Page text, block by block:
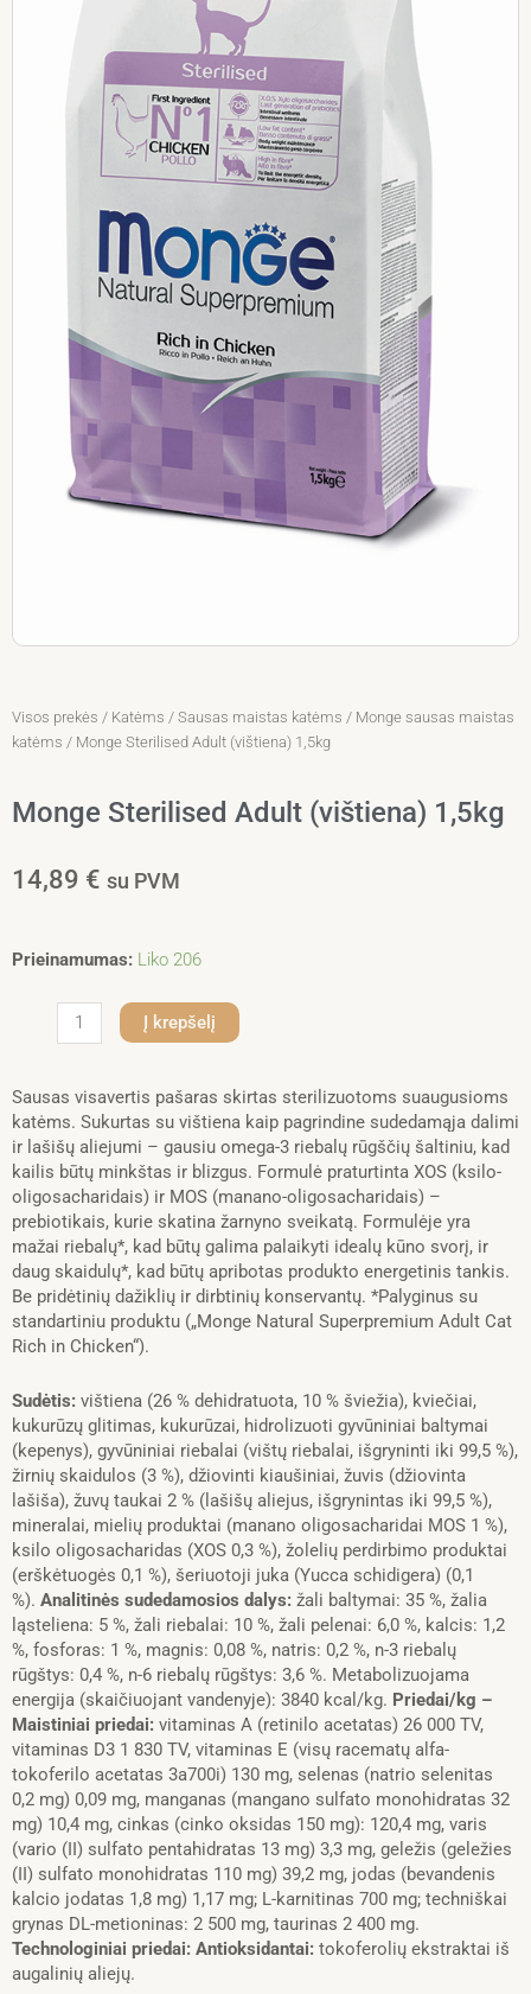
Visos prekės / Katėms / Sausas maistas katėms / Monge sausas maistas
katėms / Monge Sterilised Adult (vištiena) 1,5kg
Monge Sterilised Adult (vištiena) 1,5kg
14,89 € su PVM
Prieinamumas: Liko 206
produkto
Monge
Sterilised
1,5kg
Į krepšelį
Sausas visavertis pašaras skirtas sterilizuotoms suaugusioms
katėms. Sukurtas su vištiena kaip pagrindine sudedamąja dalimi
ir lašišų aliejumi – gausiu omega-3 riebalų rūgščių šaltiniu, kad
kailis būtų minkštas ir blizgus. Formulė praturtinta XOS (ksilo-
oligosacharidais) ir MOS (manano-oligosacharidais) –
prebiotikais, kurie skatina žarnyno sveikatą. Formulėje yra
mažai riebalų*, kad būtų galima palaikyti idealų kūno svorį, ir
daug skaidulų*, kad būtų apribotas produkto energetinis tankis.
Be pridėtinių dažiklių ir dirbtinių konservantų. *Palyginus su
standartiniu produktu („Monge Natural Superpremium Adult Cat
Rich in Chicken“).
Sudėtis: vištiena (26 % dehidratuota, 10 % šviežia), kviečiai,
kukurūzų glitimas, kukurūzai, hidrolizuoti gyvūniniai baltymai
(kepenys), gyvūniniai riebalai (vištų riebalai, išgryninti iki 99,5 %),
žirnių skaidulos (3 %), džiovinti kiaušiniai, žuvis (džiovinta
lašiša), žuvų taukai 2 % (lašišų aliejus, išgrynintas iki 99,5 %),
mineralai, mielių produktai (manano oligosacharidai MOS 1 %),
ksilo oligosacharidas (XOS 0,3 %), žolelių perdirbimo produktai
(erškėtuogės 0,1 %), šeriuotoji juka (Yucca schidigera) (0,1
%). Analitinės sudedamosios dalys: žali baltymai: 35 %, žalia
ląsteliena: 5 %, žali riebalai: 10 %, žali pelenai: 6,0 %, kalcis: 1,2
%, fosforas: 1 %, magnis: 0,08 %, natris: 0,2 %, n-3 riebalų
rūgštys: 0,4 %, n-6 riebalų rūgštys: 3,6 %. Metabolizuojama
energija (skaičiuojant vandenyje): 3840 kcal/kg. Priedai/kg –
Maistiniai priedai: vitaminas A (retinilo acetatas) 26 000 TV,
vitaminas D3 1 830 TV, vitaminas E (visų racematų alfa-
tokoferilo acetatas 3a700i) 130 mg, selenas (natrio selenitas
0,2 mg) 0,09 mg, manganas (mangano sulfato monohidratas 32
mg) 10,4 mg, cinkas (cinko oksidas 150 mg): 120,4 mg, varis
(vario (II) sulfato pentahidratas 13 mg) 3,3 mg, geležis (geležies
(II) sulfato monohidratas 110 mg) 39,2 mg, jodas (bevandenis
kalcio jodatas 1,8 mg) 1,17 mg; L-karnitinas 700 mg; techniškai
grynas DL-metioninas: 2 500 mg, taurinas 2 400 mg.
Technologiniai priedai: Antioksidantai: tokoferolių ekstraktai iš
augalinių aliejų.